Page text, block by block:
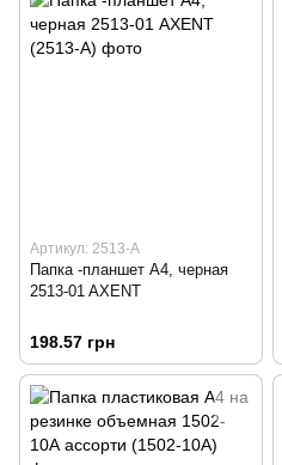
Артикул: 2513-А
Папка -планшет А4, черная
2513-01 AXENT
198.57 грн